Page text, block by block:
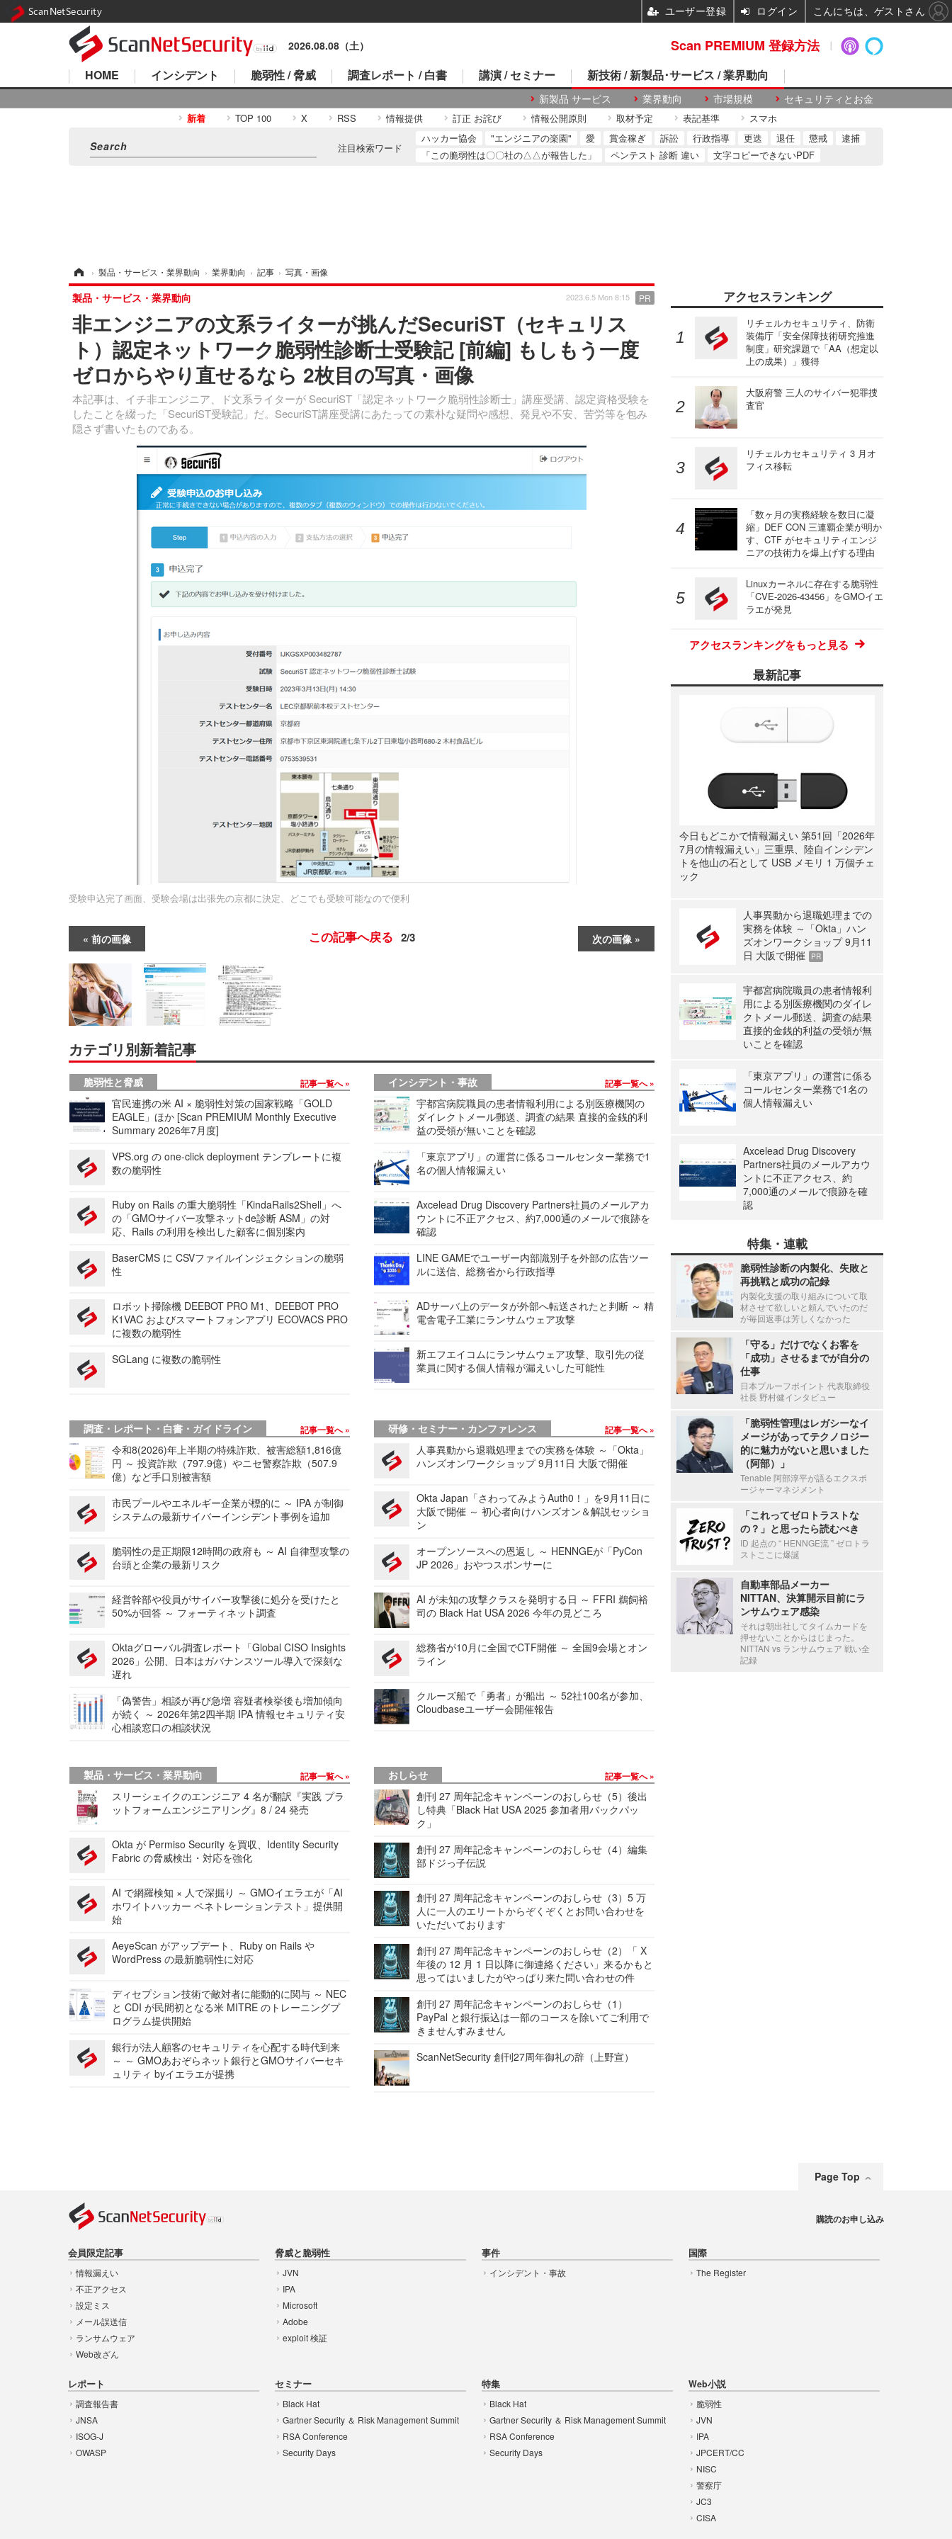
2026.08.08（土）
HOME インシデント 脆弱性 / 脅威 調査レポート / 白書 講演 / セミナー 新技術 / 新製品･サービス / 業界動向
新製品 サービス 業界動向 市場規模 セキュリティとお金
新着 TOP 100 X RSS 情報提供 訂正 お詫び 情報公開原則 取材予定 表記基準 スマホ
注目検索ワード
ハッカー協会 "エンジニアの楽園" 愛 賞金稼ぎ 訴訟 行政指導 更迭 退任 懲戒
逮捕
「この脆弱性は〇〇社の△△が報告した」
ペンテスト 診断 違い 文字コピーできないPDF
› 製品・サービス・業界動向 › 業界動向 › 記事 › 写真・画像
非エンジニアの文系ライターが挑んだSecuriST（セキュリス
ト）認定ネットワーク脆弱性診断士受験記 [前編] もしもう一度
ゼロからやり直せるなら 2枚目の写真・画像
本記事は、イチ非エンジニア、ド文系ライターが SecuriST「認定ネットワーク脆弱性診断士」講座受講、認定資格受験を
したことを綴った「SecuriST受験記」だ。SecuriST講座受講にあたっての素朴な疑問や感想、発見や不安、苦労等を包み
隠さず書いたものである。
製品・サービス・業界動向 2023.6.5 Mon 8:15 PR
受験申込完了画面、受験会場は出張先の京都に決定、どこでも受験可能なので便利
前の画像 次の画像
この記事へ戻る 2/3
カテゴリ別新着記事
脆弱性と脅威 記事一覧へ
官民連携の米 AI × 脆弱性対策の国家戦略「GOLD
EAGLE」ほか [Scan PREMIUM Monthly Executive
Summary 2026年7月度]
VPS.org の one-click deployment テンプレートに複
数の脆弱性
Ruby on Rails の重大脆弱性「KindaRails2Shell」へ
の「GMOサイバー攻撃ネットde診断 ASM」の対
応、Rails の利用を検出した顧客に個別案内
BaserCMS に CSVファイルインジェクションの脆弱
性
ロボット掃除機 DEEBOT PRO M1、DEEBOT PRO
K1VAC およびスマートフォンアプリ ECOVACS PRO
に複数の脆弱性
SGLang に複数の脆弱性
インシデント・事故 記事一覧へ
宇都宮病院職員の患者情報利用による別医療機関の
ダイレクトメール郵送、調査の結果 直接的金銭的利
益の受領が無いことを確認
「東京アプリ」の運営に係るコールセンター業務で1
名の個人情報漏えい
Axcelead Drug Discovery Partners社員のメールアカ
ウントに不正アクセス、約7,000通のメールで痕跡を
確認
LINE GAMEでユーザー内部識別子を外部の広告ツー
ルに送信、総務省から行政指導
ADサーバ上のデータが外部へ転送されたと判断 ～ 精
電舎電子工業にランサムウェア攻撃
新エフエイコムにランサムウェア攻撃、取引先の従
業員に関する個人情報が漏えいした可能性
調査・レポート・白書・ガイドライン 記事一覧へ
令和8(2026)年上半期の特殊詐欺、被害総額1,816億
円 ～ 投資詐欺（797.9億）やニセ警察詐欺（507.9
億）など手口別被害額
市民プールやエネルギー企業が標的に ～ IPA が制御
システムの最新サイバーインシデント事例を追加
脆弱性の是正期限12時間の政府も ～ AI 自律型攻撃の
台頭と企業の最新リスク
経営幹部や役員がサイバー攻撃後に処分を受けたと
50%が回答 ～ フォーティネット調査
Oktaグローバル調査レポート「Global CISO Insights
2026」公開、日本はガバナンスツール導入で深刻な
遅れ
「偽警告」相談が再び急増 容疑者検挙後も増加傾向
が続く ～ 2026年第2四半期 IPA 情報セキュリティ安
心相談窓口の相談状況
研修・セミナー・カンファレンス 記事一覧へ
人事異動から退職処理までの実務を体験 ～「Okta」
ハンズオンワークショップ 9月11日 大阪で開催
Okta Japan「さわってみようAuth0！」を9月11日に
大阪で開催 ～ 初心者向けハンズオン＆解説セッショ
ン
オープンソースへの恩返し ～ HENNGEが「PyCon
JP 2026」おやつスポンサーに
AI が未知の攻撃クラスを発明する日 ～ FFRI 鵜飼裕
司の Black Hat USA 2026 今年の見どころ
総務省が10月に全国でCTF開催 ～ 全国9会場とオン
ライン
クルーズ船で「勇者」が船出 ～ 52社100名が参加、
Cloudbaseユーザー会開催報告
製品・サービス・業界動向 記事一覧へ
スリーシェイクのエンジニア 4 名が翻訳『実践 プラ
ットフォームエンジニアリング』8 / 24 発売
Okta が Permiso Security を買収、Identity Security
Fabric の脅威検出・対応を強化
AI で網羅検知 × 人で深掘り ～ GMOイエラエが「AI
ホワイトハッカー ペネトレーションテスト」提供開
始
AeyeScan がアップデート、Ruby on Rails や
WordPress の最新脆弱性に対応
ディセプション技術で敵対者に能動的に関与 ～ NEC
と CDI が民間初となる米 MITRE のトレーニングプ
ログラム提供開始
銀行が法人顧客のセキュリティを心配する時代到来
～ ～ GMOあおぞらネット銀行とGMOサイバーセキ
ュリティ byイエラエが提携
おしらせ 記事一覧へ
創刊 27 周年記念キャンペーンのおしらせ（5）後出
し特典「Black Hat USA 2025 参加者用バックパッ
ク」
創刊 27 周年記念キャンペーンのおしらせ（4）編集
部ドジっ子伝説
創刊 27 周年記念キャンペーンのおしらせ（3）5 万
人に一人のエリートからぞくぞくとお問い合わせを
いただいております
創刊 27 周年記念キャンペーンのおしらせ（2）「 X
年後の 12 月 1 日以降に御連絡ください」来るかもと
思ってはいましたがやっぱり来た問い合わせの件
創刊 27 周年記念キャンペーンのおしらせ（1）
PayPal と銀行振込は一部のコースを除いてご利用で
きませんすみません
ScanNetSecurity 創刊27周年御礼の辞（上野宣）
アクセスランキング
リチェルカセキュリティ、防衛
装備庁「安全保障技術研究推進
制度」研究課題で「AA（想定以
上の成果）」獲得
大阪府警 三人のサイバー犯罪捜
査官
リチェルカセキュリティ 3 月オ
フィス移転
「数ヶ月の実務経験を数日に凝
縮」DEF CON 三連覇企業が明か
す、CTF がセキュリティエンジ
ニアの技術力を爆上げする理由
Linuxカーネルに存在する脆弱性
「CVE-2026-43456」をGMOイエ
ラエが発見
アクセスランキングをもっと見る
最新記事
今日もどこかで情報漏えい 第51回「2026年
7月の情報漏えい」三重県、陸自インシデン
トを他山の石として USB メモリ 1 万個チェ
ック
人事異動から退職処理までの
実務を体験 ～「Okta」ハン
ズオンワークショップ 9月11
日 大阪で開催
PR
宇都宮病院職員の患者情報利
用による別医療機関のダイレ
クトメール郵送、調査の結果
直接的金銭的利益の受領が無
いことを確認
「東京アプリ」の運営に係る
コールセンター業務で1名の
個人情報漏えい
Axcelead Drug Discovery
Partners社員のメールアカウ
ントに不正アクセス、約
7,000通のメールで痕跡を確
認
特集・連載
脆弱性診断の内製化、失敗と
再挑戦と成功の記録
内製化支援の取り組みについて取
材させて欲しいと頼んでいたのだ
が毎回返事は芳しくなかった
「守る」だけでなくお客を
「成功」させるまでが自分の
仕事
日本プルーフポイント 代表取締役
社長 野村健インタビュー
「脆弱性管理はレガシーなイ
メージがあってテクノロジー
的に魅力がないと思いました
（阿部）」
Tenable 阿部淳平が語るエクスポ
ージャーマネジメント
「これってゼロトラストな
の？」と思ったら読むべき
ID 起点の “ HENNGE流 ” ゼロトラ
ストここに爆誕
自動車部品メーカー
NITTAN、決算開示目前にラ
ンサムウェア感染
それは朝出社してタイムカードを
押せないことからはじまった。
NITTAN vs ランサムウェア 戦い全
記録
Page Top
会員限定記事
情報漏えい
不正アクセス
設定ミス
メール誤送信
ランサムウェア
Web改ざん
脅威と脆弱性
JVN
IPA
Microsoft
Adobe
exploit 検証
事件
インシデント・事故
国際
The Register
レポート
調査報告書
JNSA
ISOG-J
OWASP
セミナー
Black Hat
Gartner Security ＆ Risk Management Summit
RSA Conference
Security Days
特集
Black Hat
Gartner Security ＆ Risk Management Summit
RSA Conference
Security Days
Web小説
脆弱性
JVN
IPA
JPCERT/CC
NISC
警察庁
JC3
CISA
購読のお申し込み
Scan PREMIUM 登録方法
ScanNetSecurity ユーザー登録 ログイン こんにちは、ゲストさん